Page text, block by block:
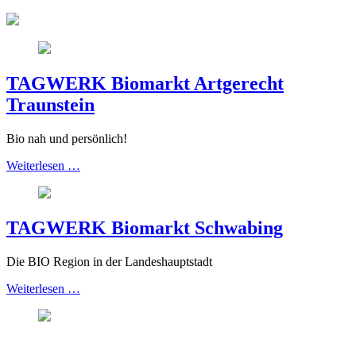
TAGWERK Biomarkt Artgerecht
Traunstein
Bio nah und persönlich!
Weiterlesen …
TAGWERK Biomarkt Schwabing
Die BIO Region in der Landeshauptstadt
Weiterlesen …